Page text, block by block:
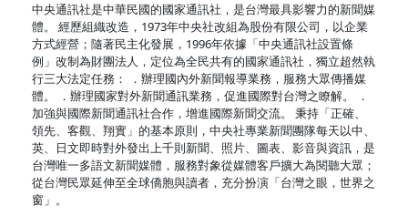
中央通訊社是中華民國的國家通訊社，是台灣最具影響力的新聞媒
體。 經歷組織改造，1973年中央社改組為股份有限公司，以企業
方式經營；隨著民主化發展，1996年依據「中央通訊社設置條
例」改制為財團法人，定位為全民共有的國家通訊社，獨立超然執
行三大法定任務： ．辦理國內外新聞報導業務，服務大眾傳播媒
體。 ．辦理國家對外新聞通訊業務，促進國際對台灣之瞭解。 ．
加強與國際新聞通訊社合作，增進國際新聞交流。 秉持「正確、
領先、客觀、翔實」的基本原則，中央社專業新聞團隊每天以中、
英、日文即時對外發出上千則新聞、照片、圖表、影音與資訊，是
台灣唯一多語文新聞媒體，服務對象從媒體客戶擴大為閱聽大眾；
從台灣民眾延伸至全球僑胞與讀者，充分扮演「台灣之眼，世界之
窗」。